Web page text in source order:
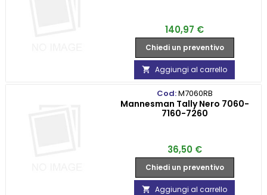
Prezzo
140,97 €
Chiedi un preventivo
 Aggiungi al carrello
Cod:M7060RB
Mannesman Tally Nero 7060-
7160-7260
Prezzo
36,50 €
Chiedi un preventivo
 Aggiungi al carrello